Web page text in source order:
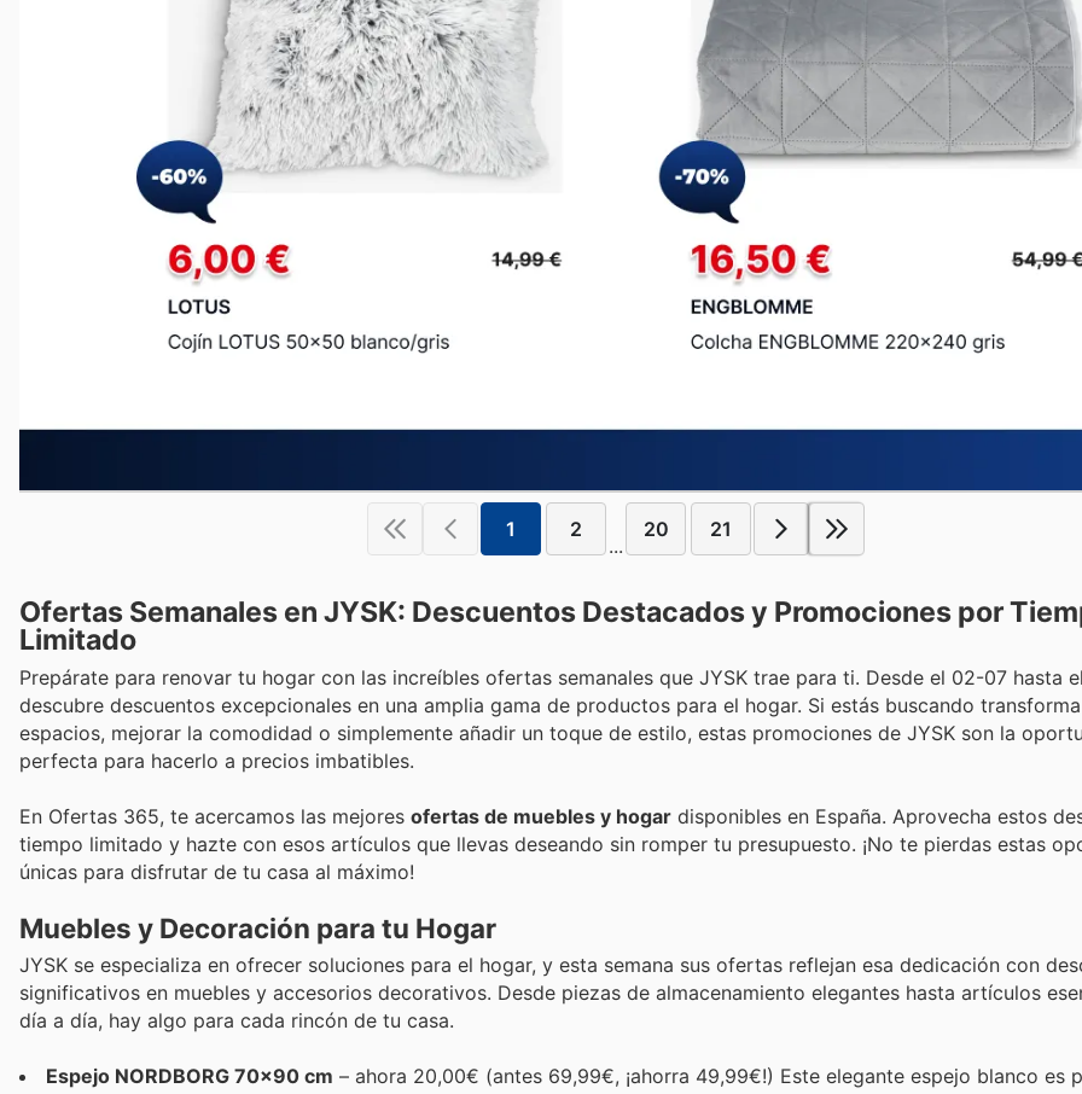
1 2
...
20 21
Ofertas Semanales en JYSK: Descuentos Destacados y Promociones por
Limitado
Prepárate para renovar tu hogar con las increíbles ofertas semanales que JYSK trae para ti. Desde el 02-07 hasta
descubre descuentos excepcionales en una amplia gama de productos para el hogar. Si estás buscando
espacios, mejorar la comodidad o simplemente añadir un toque de estilo, estas promociones de JYSK son la
perfecta para hacerlo a precios imbatibles.
En Ofertas 365, te acercamos las mejores ofertas de muebles y hogar disponibles en España. Aprovecha estos
tiempo limitado y hazte con esos artículos que llevas deseando sin romper tu presupuesto. ¡No te pierdas estas
únicas para disfrutar de tu casa al máximo!
Muebles y Decoración para tu Hogar
JYSK se especializa en ofrecer soluciones para el hogar, y esta semana sus ofertas reflejan esa dedicación con
significativos en muebles y accesorios decorativos. Desde piezas de almacenamiento elegantes hasta artículos
día a día, hay algo para cada rincón de tu casa.
Espejo NORD‏BORG 70x90 cm – ahora 20,00€ (antes 69,99€, ¡ahorra 49,99€!) Este elegante espejo blanco es